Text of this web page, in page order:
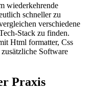
wiederkehrende
schneller zu
verschiedene
Stack zu finden.
Html formatter, Css
Software
Praxis